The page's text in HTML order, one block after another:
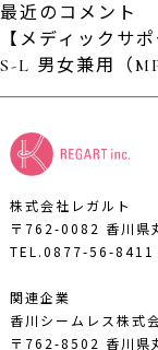
最近のコメント
【メディックサ
S-L 男女兼用（
株式会社レガルト
〒762-0082 香川県
TEL.0877-56-8411
関連企業
香川シームレス株式
〒762-8502 香川県